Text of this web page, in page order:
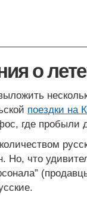
о
поездки на
где пробыли
Но, что